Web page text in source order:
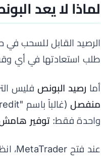
لماذا لا يعد
الرصيد القابل للسحب
طلب استعادتها في أي
أما رصيد البونص فليس
منفصل(غالباً باسم "Credit" في
واحدة فقط:توفير
عند فتح MetaTrader، انظر إلى نافذة الحساب. سترى ثلاثة أرقام: